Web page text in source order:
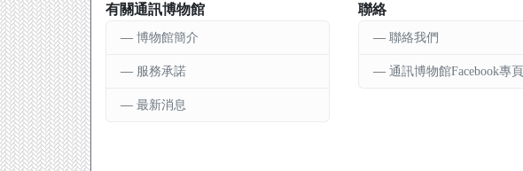
有關通訊博物館
博物館簡介
服務承諾
最新消息
聯絡
聯絡我們
通訊博物館Facebook專頁